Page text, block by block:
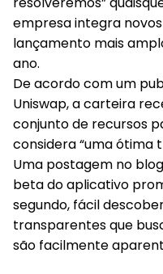
empresa integra
lançamento mais
ano.
De acordo com um
Uniswap, a carteira
conjunto de recursos
considera “uma ótima
Uma postagem no
beta do aplicativo
segundo, fácil
transparentes que
são facilmente